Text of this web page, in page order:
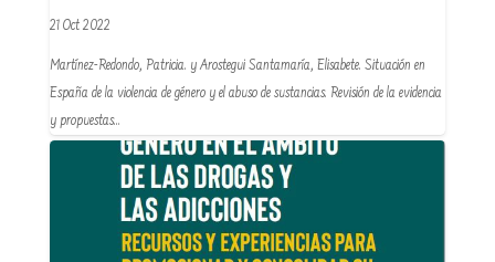
21 Oct 2022
Martínez-Redondo, Patricia. y Arostegui Santamaría, Elisabete. Situación en
España de la violencia de género y el abuso de sustancias. Revisión de la evidencia
y propuestas…